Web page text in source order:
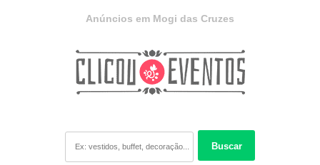
Anúncios em Mogi das Cruzes
Buscar